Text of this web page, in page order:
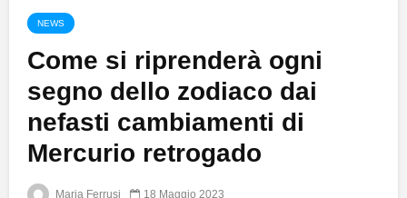
NEWS
Come si riprenderà ogni
segno dello zodiaco dai
nefasti cambiamenti di
Mercurio retrogado
Maria Ferrusi 18 Maggio 2023